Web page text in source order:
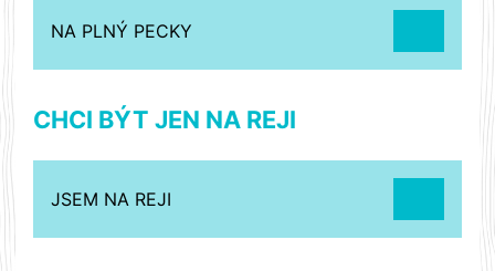
NA PLNÝ PECKY
CHCI BÝT JEN NA REJI
JSEM NA REJI